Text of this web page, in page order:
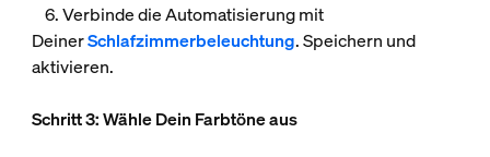
6. Verbinde die Automatisierung mit
DeinerSchlafzimmerbeleuchtung. Speichern und
aktivieren.
Schritt 3: Wähle Dein Farbtöne aus